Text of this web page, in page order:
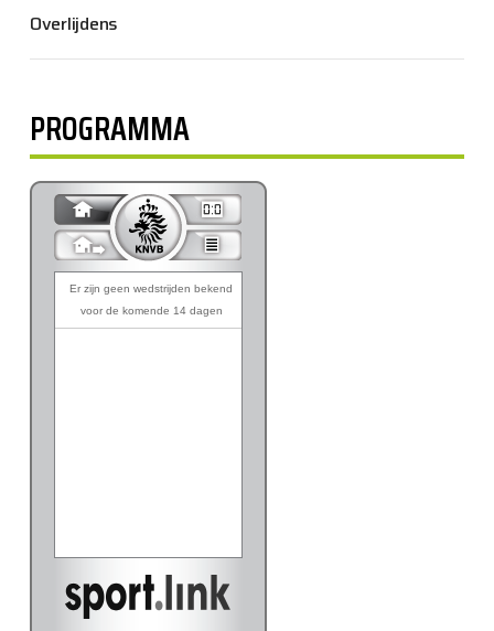
Overlijdens
PROGRAMMA